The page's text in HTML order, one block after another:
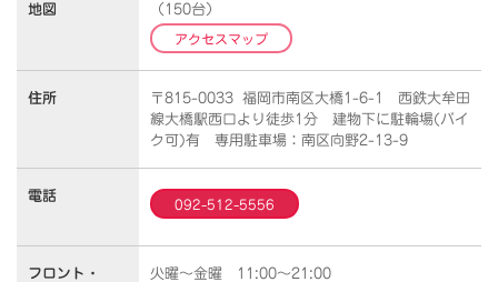
地図
（150台）
アクセスマップ
住所
〒815-0033 福岡市南区大橋1-6-1 西鉄大牟田
線大橋駅西口より徒歩1分 建物下に駐輪場(バイ
ク可)有 専用駐車場：南区向野2-13-9
電話
092-512-5556
フロント・
火曜～金曜 11:00～21:00